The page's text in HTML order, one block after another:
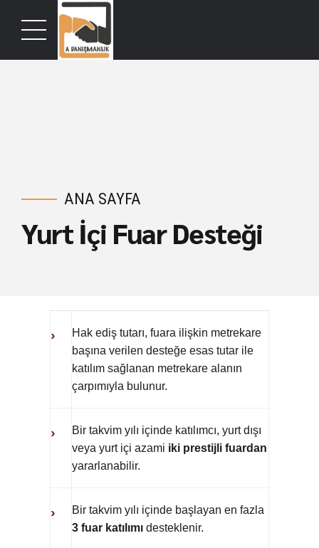
ANA SAYFA
Yurt İçi Fuar Desteği
›
Hak ediş tutarı, fuara ilişkin metrekare
başına verilen desteğe esas tutar ile
katılım sağlanan metrekare alanın
çarpımıyla bulunur.
›
Bir takvim yılı içinde katılımcı, yurt dışı
veya yurt içi azami iki prestijli fuardan
yararlanabilir.
›
Bir takvim yılı içinde başlayan en fazla
3 fuar katılımı desteklenir.